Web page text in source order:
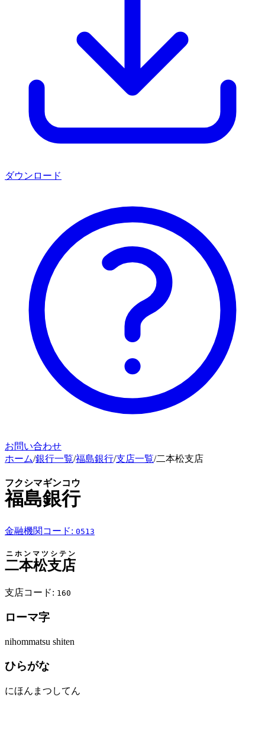
ダウンロード
お問い合わせ
ホーム/銀行一覧/福島銀行/支店一覧/二本松支店
福島銀行
フクシマギンコウ
金融機関コード: 0513
二本松支店
ニホンマツシテン
支店コード: 160
ローマ字
nihommatsu shiten
ひらがな
にほんまつしてん